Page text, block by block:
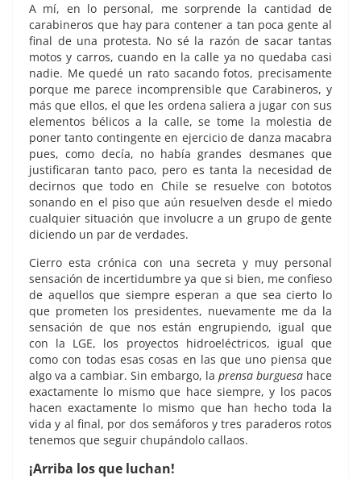
A mí, en lo personal, me sorprende la cantidad de
carabineros que hay para contener a tan poca gente al
final de una protesta. No sé la razón de sacar tantas
motos y carros, cuando en la calle ya no quedaba casi
nadie. Me quedé un rato sacando fotos, precisamente
porque me parece incomprensible que Carabineros, y
más que ellos, el que les ordena saliera a jugar con sus
elementos bélicos a la calle, se tome la molestia de
poner tanto contingente en ejercicio de danza macabra
pues, como decía, no había grandes desmanes que
justificaran tanto paco, pero es tanta la necesidad de
decirnos que todo en Chile se resuelve con bototos
sonando en el piso que aún resuelven desde el miedo
cualquier situación que involucre a un grupo de gente
diciendo un par de verdades.
Cierro esta crónica con una secreta y muy personal
sensación de incertidumbre ya que si bien, me confieso
de aquellos que siempre esperan a que sea cierto lo
que prometen los presidentes, nuevamente me da la
sensación de que nos están engrupiendo, igual que
con la LGE, los proyectos hidroeléctricos, igual que
como con todas esas cosas en las que uno piensa que
algo va a cambiar. Sin embargo, la prensa burguesa hace
exactamente lo mismo que hace siempre, y los pacos
hacen exactamente lo mismo que han hecho toda la
vida y al final, por dos semáforos y tres paraderos rotos
tenemos que seguir chupándolo callaos.
¡Arriba los que luchan!